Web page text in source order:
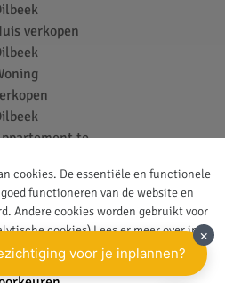
verkopen
te
te
Dilbeek
Ternat
cookies. De essentiële en functionele
functioneren van de website en
Andere cookies worden gebruikt voor
cookies) Lees er meer over in
privacy policy.